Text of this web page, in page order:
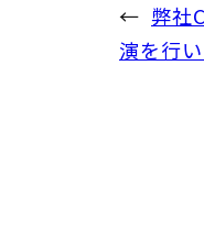
← 弊社
演を行